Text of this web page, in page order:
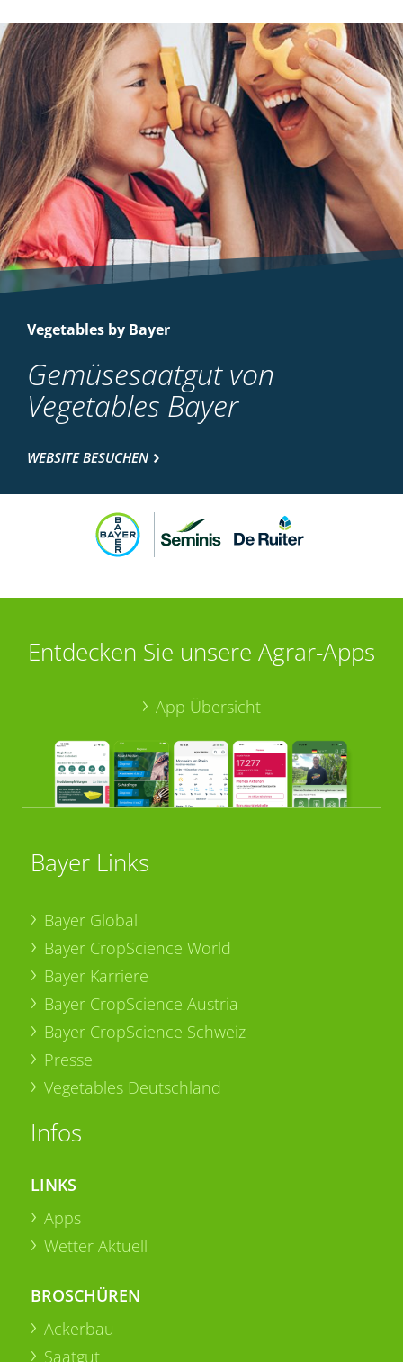
Vegetables by Bayer
Gemüsesaatgut von
Vegetables Bayer
WEBSITE BESUCHEN
Entdecken Sie unsere Agrar-Apps
App Übersicht
Bayer Links
Bayer Global
Bayer CropScience World
Bayer Karriere
Bayer CropScience Austria
Bayer CropScience Schweiz
Presse
Vegetables Deutschland
Infos
LINKS
Apps
Wetter Aktuell
BROSCHÜREN
Ackerbau
Saatgut